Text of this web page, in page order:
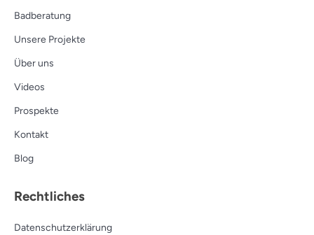
Badberatung
Unsere Projekte
Über uns
Videos
Prospekte
Kontakt
Blog
Rechtliches
Datenschutzerklärung